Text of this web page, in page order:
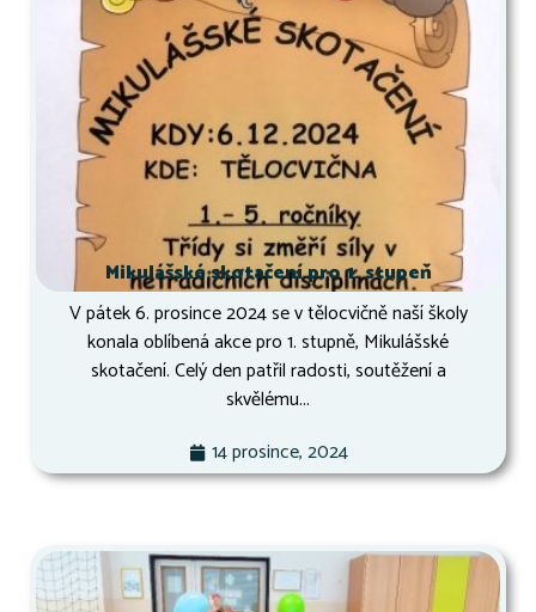
Mikulášské skotačení pro 1. stupeň
V pátek 6. prosince 2024 se v tělocvičně naší školy
konala oblíbená akce pro 1. stupně, Mikulášské
skotačení. Celý den patřil radosti, soutěžení a
skvělému...
14 prosince, 2024